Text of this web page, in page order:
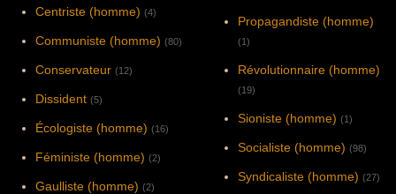
Centriste (homme) (4)
Communiste (homme) (80)
Conservateur (12)
Dissident (5)
Écologiste (homme) (16)
Féministe (homme) (2)
Gaulliste (homme) (2)
Propagandiste (homme)
(1)
Révolutionnaire (homme)
(19)
Sioniste (homme) (1)
Socialiste (homme) (98)
Syndicaliste (homme) (27)